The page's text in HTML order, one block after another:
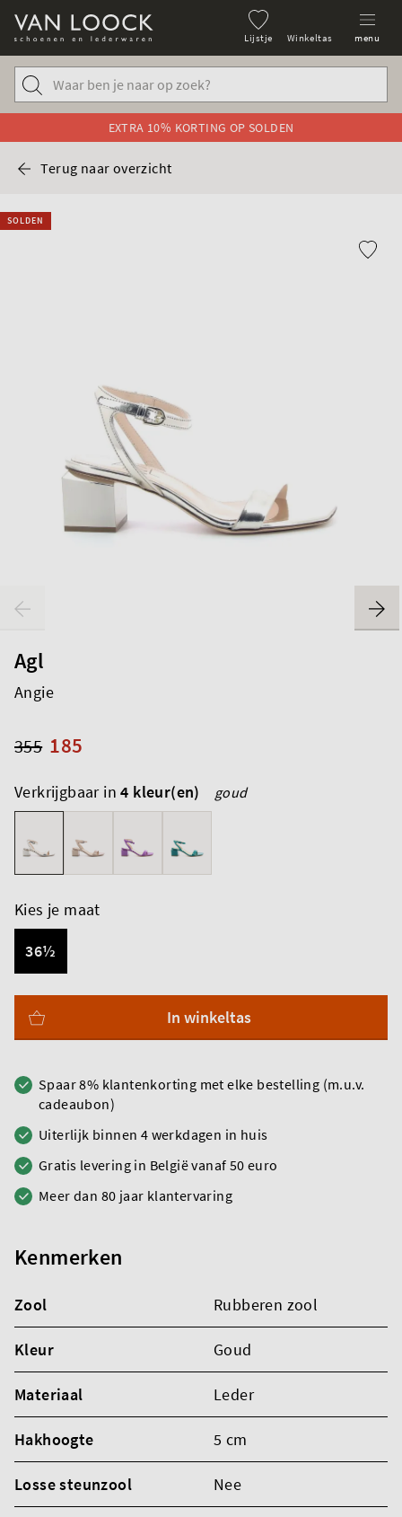
Lijstje Winkeltas menu
EXTRA 10% KORTING OP SOLDEN
Terug naar overzicht
SOLDEN
Agl
Angie
185
355
Verkrijgbaar in4 kleur(en) goud
Kies je maat
36½
In winkeltas
Spaar 8% klantenkorting met elke bestelling (m.u.v.
cadeaubon)
Uiterlijk binnen 4 werkdagen in huis
Gratis levering in België vanaf 50 euro
Meer dan 80 jaar klantervaring
Kenmerken
Zool Rubberen zool
Kleur Goud
Materiaal Leder
Hakhoogte 5 cm
Losse steunzool Nee